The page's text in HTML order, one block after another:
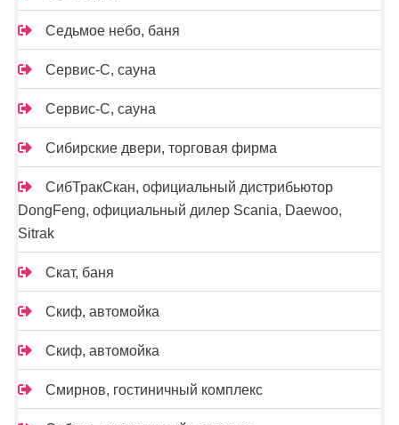
Седьмое небо, баня
Сервис-С, сауна
Сервис-С, сауна
Сибирские двери, торговая фирма
СибТракСкан, официальный дистрибьютор
DongFeng, официальный дилер Scania, Daewoo,
Sitrak
Скат, баня
Скиф, автомойка
Скиф, автомойка
Смирнов, гостиничный комплекс